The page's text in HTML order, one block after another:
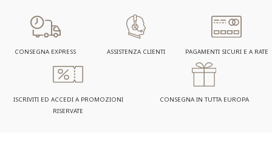
CONSEGNA EXPRESS ASSISTENZA CLIENTI PAGAMENTI SICURI E A RATE
ISCRIVITI ED ACCEDI A PROMOZIONI
RISERVATE
CONSEGNA IN TUTTA EUROPA